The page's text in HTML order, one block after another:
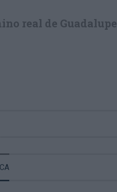
real de Guadalupe